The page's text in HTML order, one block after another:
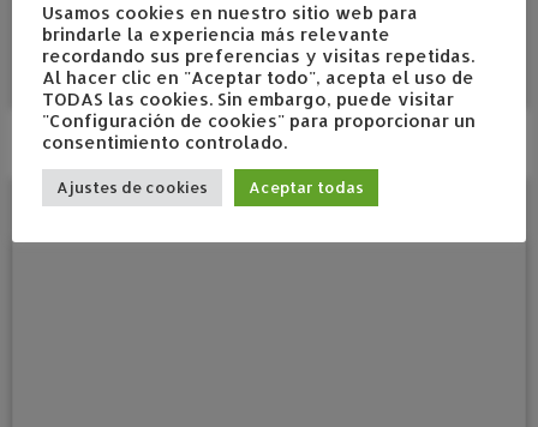
comerciales
limpieza de datos normalización de datos
Power BI/previsión de ventas/procesos comerciales/
reporting comercialporadmin
Usamos cookies en nuestro sitio web para
brindarle la experiencia más relevante
recordando sus preferencias y visitas repetidas.
Al hacer clic en "Aceptar todo", acepta el uso de
TODAS las cookies. Sin embargo, puede visitar
"Configuración de cookies" para proporcionar un
consentimiento controlado.
Ajustes de cookies Aceptar todas